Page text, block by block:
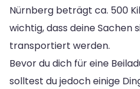
Nürnberg beträgt ca. 500
wichtig, dass deine Sachen
transportiert werden.
Bevor du dich für eine
solltest du jedoch einige